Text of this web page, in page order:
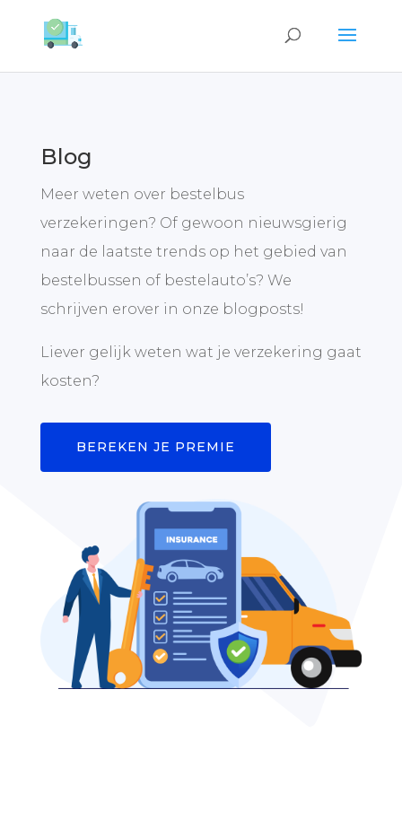
Blog
Meer weten over bestelbus
verzekeringen? Of gewoon nieuwsgierig
naar de laatste trends op het gebied van
bestelbussen of bestelauto’s? We
schrijven erover in onze blogposts!
Liever gelijk weten wat je verzekering gaat
kosten?
BEREKEN JE PREMIE